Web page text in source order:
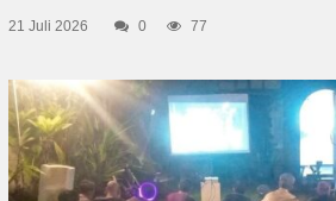
21 Juli 2026 0 77